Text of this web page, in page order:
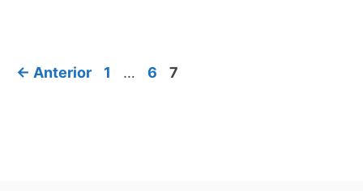
← Anterior Página
1 … Página
6 Página
7